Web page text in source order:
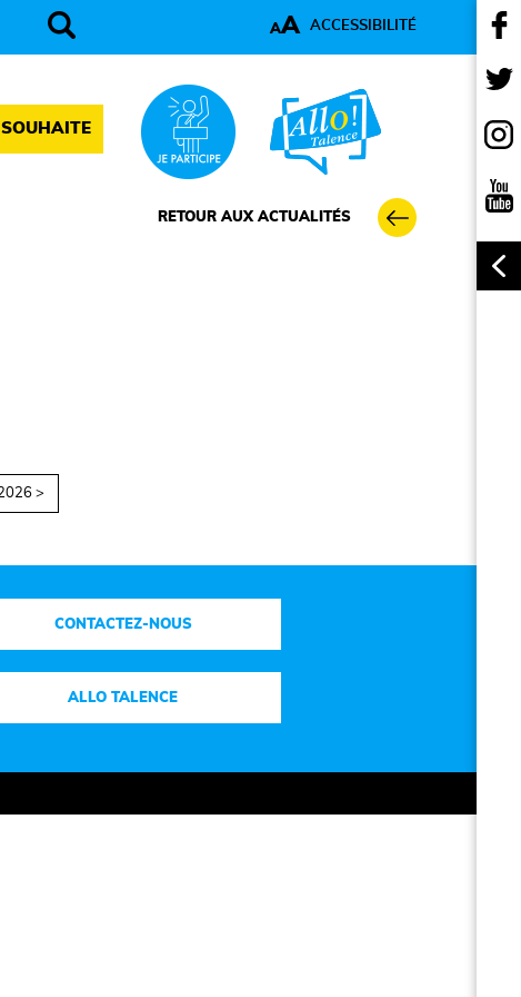
AA ACCESSIBILITÉ
SOUHAITE
>
RETOUR AUX ACTUALITÉS
CONTACTEZ-NOUS
ALLO TALENCE